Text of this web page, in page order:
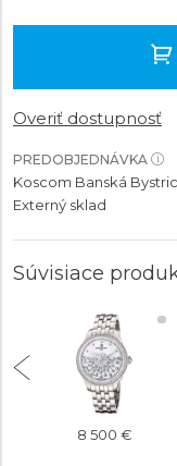
Overiť dostupnosť
PREDOBJEDNÁVKA
Koscom Banská
Externý sklad
Súvisiace
8 500 €